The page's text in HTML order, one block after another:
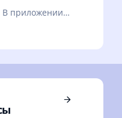
В приложении
жуткие истории из
жизни!